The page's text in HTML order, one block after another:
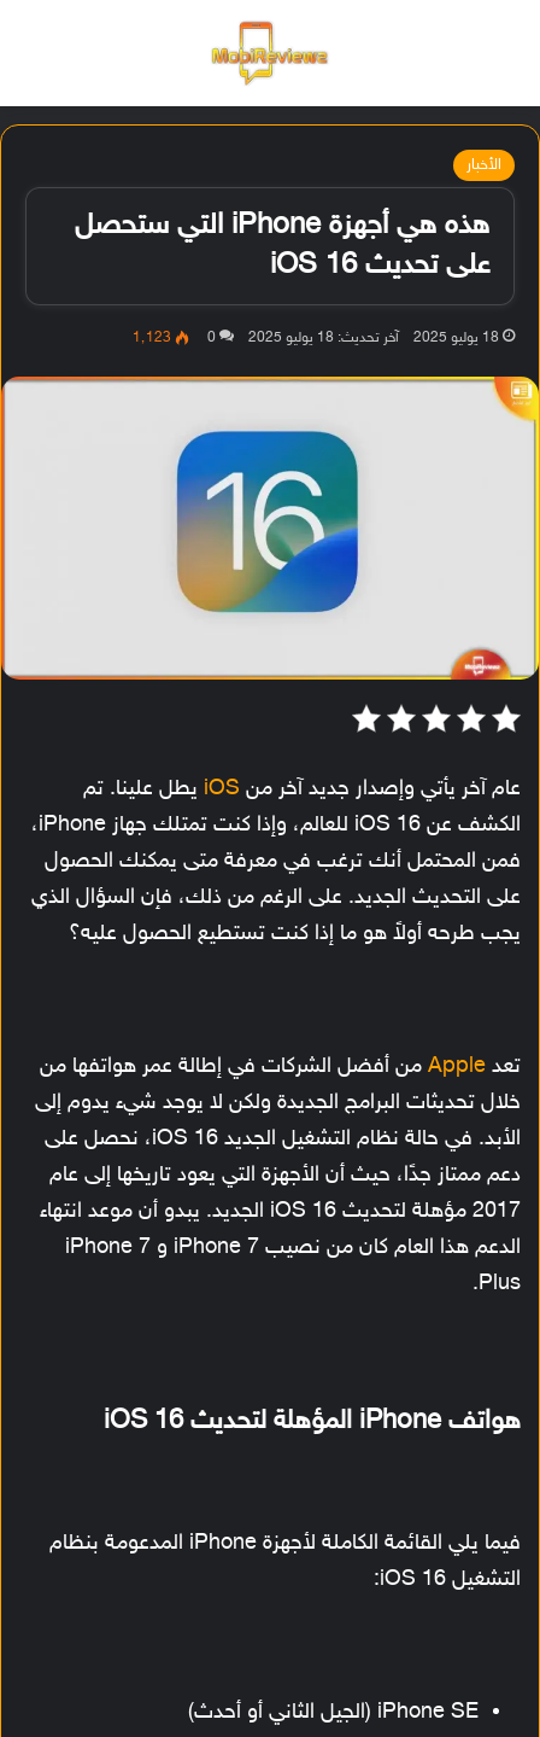
الأخبار
هذه هي أجهزة iPhone التي ستحصل
على تحديث iOS 16
18 يوليو 2025 آخر تحديث: 18 يوليو 2025 0 1٬123
عام آخر يأتي وإصدار جديد آخر من iOS يطل علينا. تم
الكشف عن iOS 16 للعالم، وإذا كنت تمتلك جهاز iPhone،
فمن المحتمل أنك ترغب في معرفة متى يمكنك الحصول
على التحديث الجديد. على الرغم من ذلك، فإن السؤال الذي
يجب طرحه أولاً هو ما إذا كنت تستطيع الحصول عليه؟
تعد Apple من أفضل الشركات في إطالة عمر هواتفها من
خلال تحديثات البرامج الجديدة ولكن لا يوجد شيء يدوم إلى
الأبد. في حالة نظام التشغيل الجديد iOS 16، نحصل على
دعم ممتاز جدًا، حيث أن الأجهزة التي يعود تاريخها إلى عام
2017 مؤهلة لتحديث iOS 16 الجديد. يبدو أن موعد انتهاء
الدعم هذا العام كان من نصيب iPhone 7 و iPhone 7
Plus.
هواتف iPhone المؤهلة لتحديث iOS 16
فيما يلي القائمة الكاملة لأجهزة iPhone المدعومة بنظام
التشغيل iOS 16:
iPhone SE (الجيل الثاني أو أحدث)